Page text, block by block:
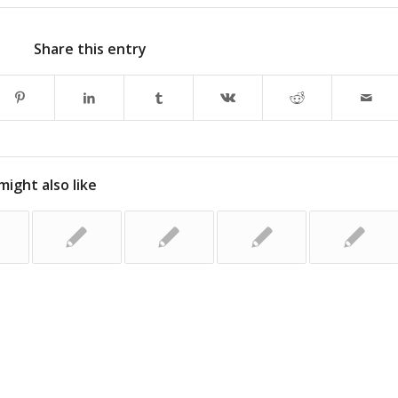
Share this entry
also like